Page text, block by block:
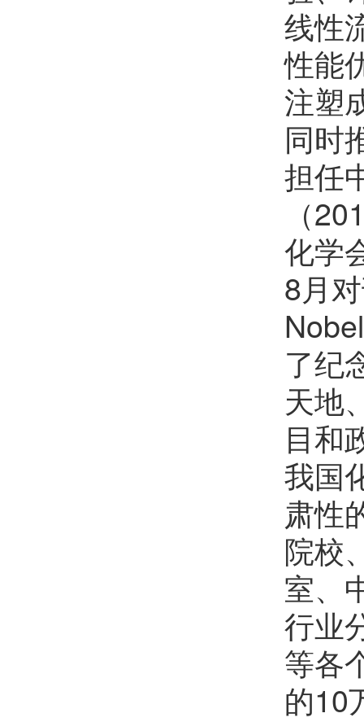
线性
性能
注塑
同时
担任
（
化学
8月
了纪
天地
目和
我国
肃性
院校
室、
行业
等各
的10